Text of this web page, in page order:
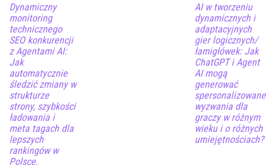
Dynamiczny
monitoring
technicznego
SEO konkurencji
z Agentami AI:
Jak
automatycznie
śledzić zmiany w
strukturze
strony, szybkości
ładowania i
meta tagach dla
lepszych
rankingów w
Polsce.
AI w tworzeniu
dynamicznych i
adaptacyjnych
gier logicznych/
łamigłówek: Jak
ChatGPT i Agent
AI mogą
generować
spersonalizowane
wyzwania dla
graczy w różnym
wieku i o różnych
umiejętnościach?